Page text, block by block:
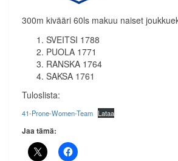
300m kivääri 60ls makuu naiset
SVEITSI 1788
PUOLA 1771
RANSKA 1764
SAKSA 1761
Tuloslista:
41-Prone-Women-Team Lataa
Jaa tämä: